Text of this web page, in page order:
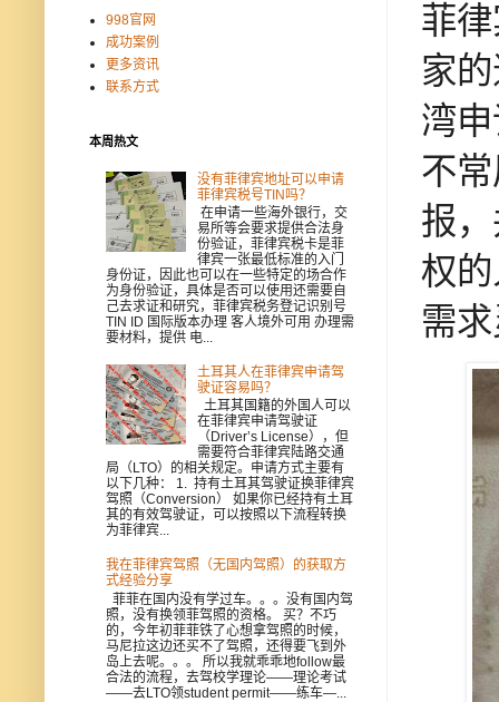
菲
家
湾
不
报
权
需
998官网
成功案例
更多资讯
联系方式
本周热文
没有菲律宾地址可以申请
菲律宾税号TIN吗？
在申请一些海外银行，交
易所等会要求提供合法身
份验证，菲律宾税卡是菲
律宾一张最低标准的入门
身份证，因此也可以在一些特定的场合作
为身份验证，具体是否可以使用还需要自
己去求证和研究，菲律宾税务登记识别号
TIN ID 国际版本办理 客人境外可用 办理需
要材料，提供 电...
土耳其人在菲律宾申请驾
驶证容易吗？
土耳其国籍的外国人可以
在菲律宾申请驾驶证
（Driver’s License），但
需要符合菲律宾陆路交通
局（LTO）的相关规定。申请方式主要有
以下几种： 1. 持有土耳其驾驶证换菲律宾
驾照（Conversion） 如果你已经持有土耳
其的有效驾驶证，可以按照以下流程转换
为菲律宾...
我在菲律宾驾照（无国内驾照）的获取方
式经验分享
菲菲在国内没有学过车。。。没有国内驾
照，没有换领菲驾照的资格。 买？不巧
的，今年初菲菲铁了心想拿驾照的时候，
马尼拉这边还买不了驾照，还得要飞到外
岛上去呢。。。 所以我就乖乖地follow最
合法的流程，去驾校学理论——理论考试
——去LTO领student permit——练车—...